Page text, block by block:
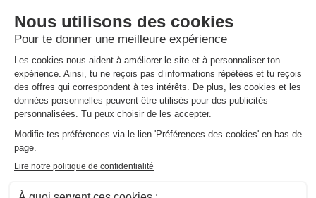
Situé en Corse du Sud, à Porto-Vecchio, le Camping Porto-
Vecchio est un lieu agréable pour vos vacances en famille ou
entre amis. Le camping dispose d'une piscine avec
pataugeoire
Profitez de toutes les animations et activités que propose le
site. Le camping de Porto Vecchio dispose d'une piscine avec
pataugeoire, de jeux pour les enfants, d'un terrain de pétanque,